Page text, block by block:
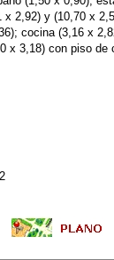
x 2,92) y (10,70 x
cocina (3,16 x
x 3,18) con piso de